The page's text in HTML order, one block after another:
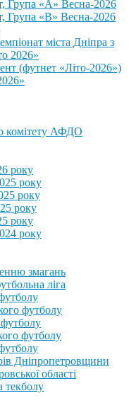
Група «А» Весна-2026
Група «В» Весна-2026
міста Дніпра з
2026»
(футнет «Літо-2026»)
комітету АФДО
року
року
року
року
року
року
змагань
ліга
футболу
футболу
Дніпропетровщини
області
текболу